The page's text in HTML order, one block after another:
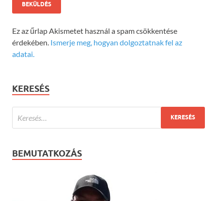
Ez az űrlap Akismetet használ a spam csökkentése
érdekében. Ismerje meg, hogyan dolgoztatnak fel az
adatai.
KERESÉS
BEMUTATKOZÁS